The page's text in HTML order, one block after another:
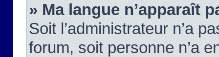
» Ma langue n’apparaît
Soit l’administrateur n’a
forum, soit personne n’a